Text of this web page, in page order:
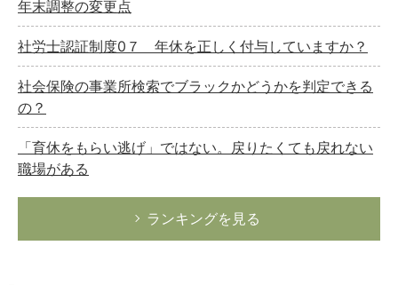
年末調整の変更点
社労士認証制度0７ 年休を正しく付与していますか？
社会保険の事業所検索でブラックかどうかを判定できる
の？
「育休をもらい逃げ」ではない。戻りたくても戻れない
職場がある
ランキングを見る